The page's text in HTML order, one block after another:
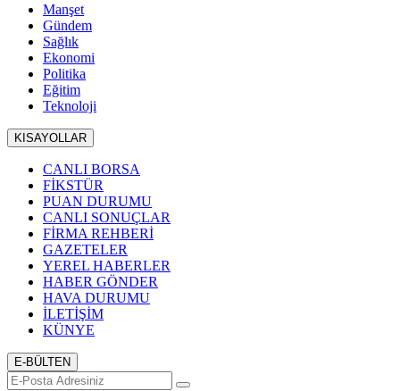
Manşet
Gündem
Sağlık
Ekonomi
Politika
Eğitim
Teknoloji
KISAYOLLAR
CANLI BORSA
FİKSTÜR
PUAN DURUMU
CANLI SONUÇLAR
FİRMA REHBERİ
GAZETELER
YEREL HABERLER
HABER GÖNDER
HAVA DURUMU
İLETİŞİM
KÜNYE
E-BÜLTEN